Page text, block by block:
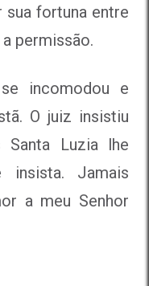
sua fortuna entre
permissão.
incomodou e
O juiz insistiu
Santa Luzia lhe
insista. Jamais
a meu Senhor